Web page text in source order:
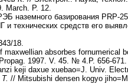
March. P. 12.
наземного базирования PRP-
и технических средств его
18.
maxwellian absorbes fornumerical
1997. V. 45. № 4.P. 656-671.
keji daxue xuebao=J. Univ.
Т. // Mitsubishi densen kogyo